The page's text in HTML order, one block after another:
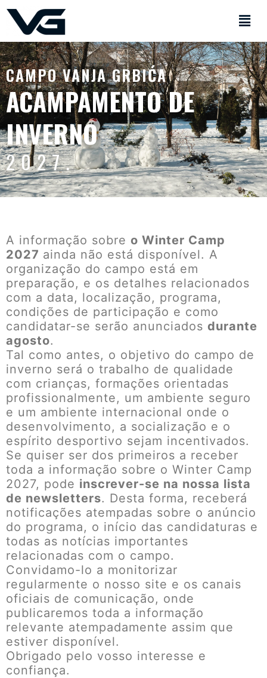
CAMPO VANJA GRBIĆA
ACAMPAMENTO DE
INVERNO
2027.
A informação sobre o Winter Camp
2027 ainda não está disponível. A
organização do campo está em
preparação, e os detalhes relacionados
com a data, localização, programa,
condições de participação e como
candidatar-se serão anunciados durante
agosto.
Tal como antes, o objetivo do campo de
inverno será o trabalho de qualidade
com crianças, formações orientadas
profissionalmente, um ambiente seguro
e um ambiente internacional onde o
desenvolvimento, a socialização e o
espírito desportivo sejam incentivados.
Se quiser ser dos primeiros a receber
toda a informação sobre o Winter Camp
2027, pode inscrever-se na nossa lista
de newsletters. Desta forma, receberá
notificações atempadas sobre o anúncio
do programa, o início das candidaturas e
todas as notícias importantes
relacionadas com o campo.
Convidamo-lo a monitorizar
regularmente o nosso site e os canais
oficiais de comunicação, onde
publicaremos toda a informação
relevante atempadamente assim que
estiver disponível.
Obrigado pelo vosso interesse e
confiança.